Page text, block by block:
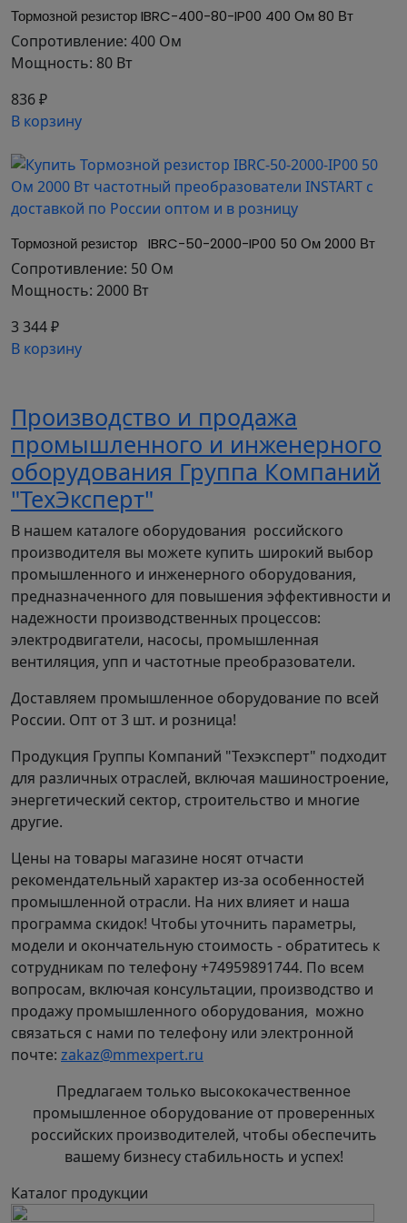
блокировки по причине перенапряжения.
Тормозной резистор необходим в тех случаях,
необходимо более эффективное торможение
инерционная нагрузка на электродвигатель
Тормозные резисторы являются дополнительной
опцией и рекомендуются к установке при М
Наличие на складе широкого диапазона
сопротивлений поможет подобрать
оптимальное решение для эффективного
торможения электродвигателя.
Тормозной резистор IBRC-400-80-IP00 400 Ом 80 Вт
Сопротивление: 400 Ом
Мощность: 80 Вт
836 ₽
В корзину
Тормозной резистор   IBRC-50-2000-IP00 50 Ом 2000 Вт
Сопротивление: 50 Ом
Мощность: 2000 Вт
3 344 ₽
В корзину
Производство и продажа
промышленного и инженерного
оборудования Группа Компаний
"ТехЭксперт"
В нашем каталоге оборудования российского
производителя вы можете купить широкий выбор
промышленного и инженерного оборудования,
предназначенного для повышения эффективности и
надежности производственных процессов:
электродвигатели, насосы, промышленная
вентиляция, упп и частотные преобразователи.
Доставляем промышленное оборудование по всей
России. Опт от 3 шт. и розница!
Продукция Группы Компаний "Техэксперт" подходит
для различных отраслей, включая машиностроение,
энергетический сектор, строительство и многие
другие.
Цены на товары магазине носят отчасти
рекомендательный характер из-за особенностей
промышленной отрасли. На них влияет и наша
программа скидок! Чтобы уточнить параметры,
модели и окончательную стоимость - обратитесь к
сотрудникам по телефону +74959891744. По всем
вопросам, включая консультации, производство и
продажу промышленного оборудования, можно
связаться с нами по телефону или электронной
почте: zakaz@mmexpert.ru
Предлагаем только высококачественное
промышленное оборудование от проверенных
российских производителей, чтобы обеспечить
вашему бизнесу стабильность и успех!
Каталог продукции